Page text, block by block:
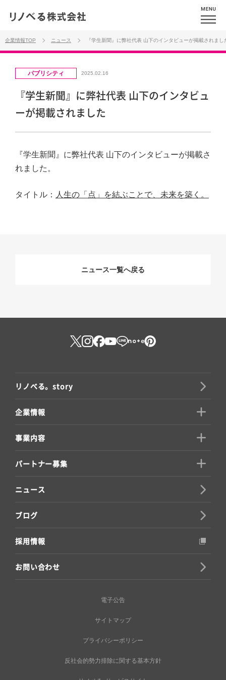
企業情報TOP ニュース 『学生新聞』に弊社代表 山下のインタビューが掲載されまし
パブリシティ 2025.02.16
『学生新聞』に弊社代表 山下のインタビュ
ーが掲載されました
『学生新聞』に弊社代表 山下のインタビューが掲載さ
れました。
タイトル： 人生の「点」を結ぶことで、未来を築く。
ニュース一覧へ戻る
リノべる。story
企業情報
事業内容
パートナー募集
ニュース
ブログ
採用情報
お問い合わせ
電子公告
サイトマップ
プライバシーポリシー
反社会的勢力排除に関する基本方針